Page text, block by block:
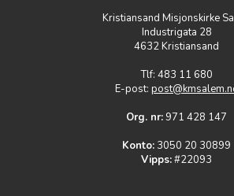
Kristiansand Misjonskirke
Industrigata 28
4632 Kristiansand
Tlf: 483 11 680
E-post:
Org. nr:971 428 147
Konto:3050 20 30899
Vipps:#22093